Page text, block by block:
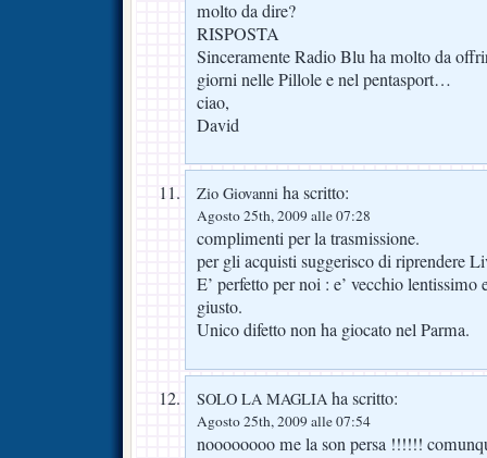
molto da dire?
RISPOSTA
Sinceramente Radio Blu ha molto da
giorni nelle Pillole e nel pentasport…
ciao,
David
Zio Giovanni ha scritto:
Agosto 25th, 2009 alle 07:28
complimenti per la trasmissione.
per gli acquisti suggerisco di riprendere
E’ perfetto per noi : e’ vecchio lentissimo
giusto.
Unico difetto non ha giocato nel Parma.
SOLO LA MAGLIA ha scritto:
Agosto 25th, 2009 alle 07:54
noooooooo me la son persa !!!!!!